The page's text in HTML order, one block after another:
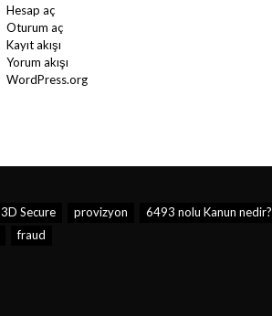
Hesap aç
Oturum aç
Kayıt akışı
Yorum akışı
WordPress.org
3D Secure provizyon
6493 nolu Kanun nedir?
fraud